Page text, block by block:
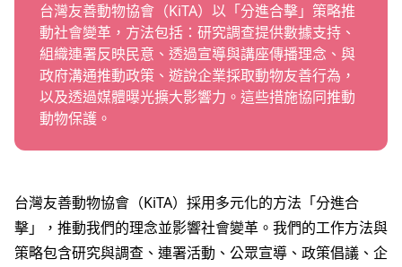
台灣友善動物協會（KiTA）以「分進合擊」策略推
動社會變革，方法包括：研究調查提供數據支持、
組織連署反映民意、透過宣導與講座傳播理念、與
政府溝通推動政策、遊說企業採取動物友善行為，
以及透過媒體曝光擴大影響力。這些措施協同推動
動物保護。
台灣友善動物協會（KiTA）採用多元化的方法「分進合
擊」，推動我們的理念並影響社會變革。我們的工作方法與
策略包含研究與調查、連署活動、公眾宣導、政策倡議、企